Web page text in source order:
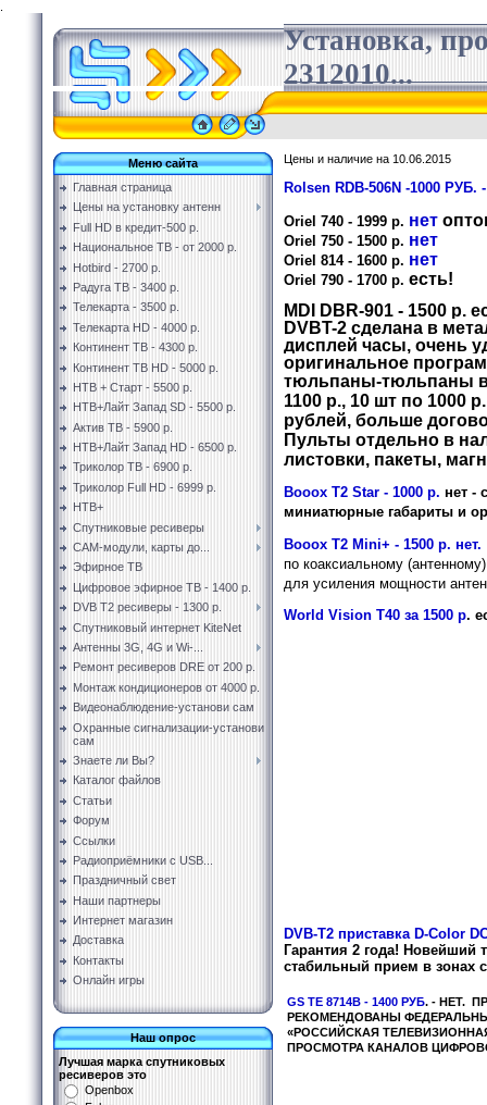
Установка,
2312010...
Меню сайта
Главная страница
Цены на установку антенн
Full HD в кредит-500 р.
Национальное ТВ - от 2000 р.
Hotbird - 2700 р.
Радуга ТВ - 3400 р.
Телекарта - 3500 р.
Телекарта HD - 4000 р.
Континент ТВ - 4300 р.
Континент ТВ HD - 5000 р.
НТВ + Старт - 5500 р.
НТВ+Лайт Запад SD - 5500 р.
Актив ТВ - 5900 р.
НТВ+Лайт Запад HD - 6500 р.
Триколор ТВ - 6900 р.
Триколор Full HD - 6999 р.
НТВ+
Спутниковые ресиверы
CAM-модули, карты до...
Эфирное ТВ
Цифровое эфирное ТВ - 1400 р.
DVB T2 ресиверы - 1300 р.
Спутниковый интернет KiteNet
Антенны 3G, 4G и Wi-...
Ремонт ресиверов DRE от 200 р.
Монтаж кондиционеров от 4000 р.
Видеонаблюдение-установи сам
Охранные сигнализации-установи
сам
Знаете ли Вы?
Каталог файлов
Статьи
Форум
Ссылки
Радиоприёмники с USB...
Праздничный свет
Наши партнеры
Интернет магазин
Доставка
Контакты
Онлайн игры
Наш опрос
Лучшая марка спутниковых
ресиверов это
Openbox
Цены и наличие на 10.06.2015
Rolsen RDB-506N -1000 РУБ.
Oriel 740 - 1999 р. нет
Oriel 750 - 1500 р. нет
Oriel 814 - 1600 р. нет
Oriel 790 - 1700 р. есть!
MDI DBR-901 - 1500 р.
DVBT-2 сделана в
дисплей часы, очень
оригинальное
тюльпаны-тюльпаны в
1100 р., 10 шт по 1000
рублей, больше
Пульты отдельно в
листовки, пакеты,
Вооох Т2 Star - 1000 р. нет -
миниатюрные габариты и
Booox T2 Mini+ - 1500 р. нет.
по коаксиальному
для усиления мощности
World Vision T40 за 1500 р.
DVB-T2 приставка D-Color
Гарантия 2 года! Новейший
стабильный прием в зонах
GS TE 8714B - 1400 РУБ. - НЕТ. П
РЕКОМЕНДОВАНЫ
«РОССИЙСКАЯ
ПРОСМОТРА КАНАЛОВ